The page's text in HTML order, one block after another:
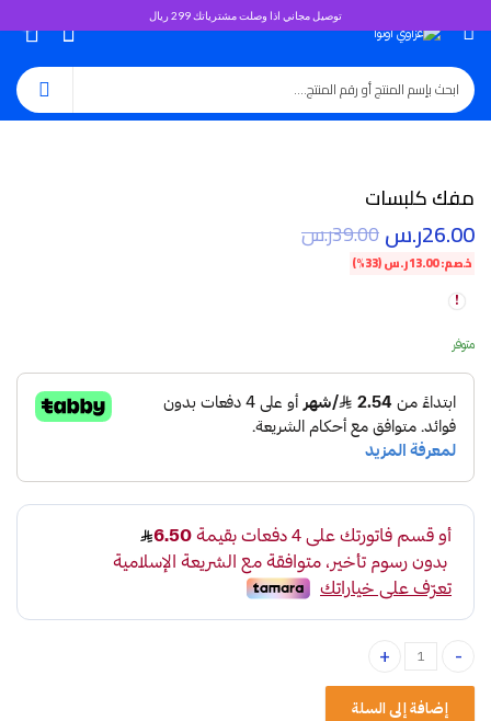
توصيل مجاني اذا وصلت مشترياتك 299 ريال
مفك كلبسات
26.00ر.س39.00ر.س
خصم:13.00ر.س(33%)
متوفر
مفك كلبسات quantity
إضافة إلى السلة